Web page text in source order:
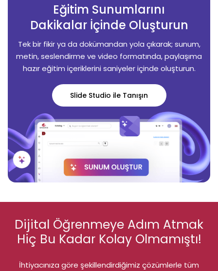
Eğitim Sunumlarını
Dakikalar İçinde Oluşturun
Tek bir fikir ya da dokümandan yola çıkarak; sunum,
metin, seslendirme ve video formatında, paylaşıma
hazır eğitim içeriklerini saniyeler içinde oluşturun.
Slide Studio ile Tanışın
Dijital Öğrenmeye Adım Atmak
Hiç Bu Kadar Kolay Olmamıştı!
İhtiyacınıza göre şekillendirdiğimiz çözümlerle tüm